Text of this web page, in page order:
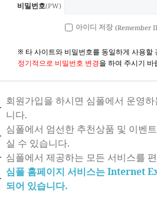
비밀번호(PW)
아이디 저장 (Remember
※ 타 사이트와 비밀번호를 동일하게 사용
정기적으로 비밀번호 변경을 하여 주시기 바
회원가입을 하시면 심폴에서 운영
니다.
심폴에서 엄선한 추천상품 및 이벤
실 수 있습니다.
심폴에서 제공하는 모든 서비스를
심폴 홈페이지 서비스는 Internet
되어 있습니다.